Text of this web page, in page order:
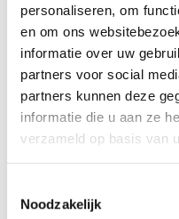
personaliseren, om
en om ons
informatie over uw
partners voor social
partners kunnen deze
informatie die u aan ze
verzameld op basis van
Noodzakelijk
De speciale
om 19.00 uur. De film
maart om 19.00 uur
viade website van de
De Hivos Free to be
de vierde keer
Eerdere winnaars zijn:
2020:Todos